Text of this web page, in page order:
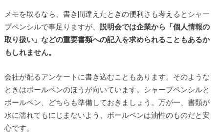
メモを取るなら、書き間違えたときの便利さも考えるとシャー
プペンシルで事足りますが、 説明会では企業から「個人情報の
取り扱い」などの重要書類への記入を求められることもあるか
もしれません。
会社が配るアンケートに書き込むこともあります。そのような
ときはボールペンのほうが向いています。シャープペンシルと
ボールペン、どちらも準備しておきましょう。万が一、書類が
水に濡れてもにじまないよう、ボールペンは油性のものだと安
心です。